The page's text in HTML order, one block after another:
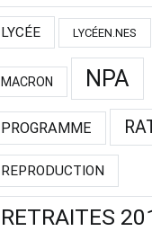
LYCÉE LYCÉEN.NES
MACRON NPA
PROGRAMME
REPRODUCTION
RETRAITES